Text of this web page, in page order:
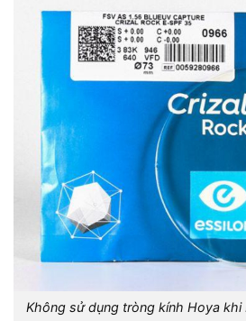
Không sử dụng tròng kính Hoya